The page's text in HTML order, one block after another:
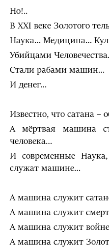
Но!..
В XXI веке Золотого
Наука… Медицина…
Убийцами
Стали рабами машин…
И денег…
Известно, что сатана –
А мёртвая машина
человека…
И современные
служат машине…
А машина служит
А машина служит
А машина служит
А машина служит